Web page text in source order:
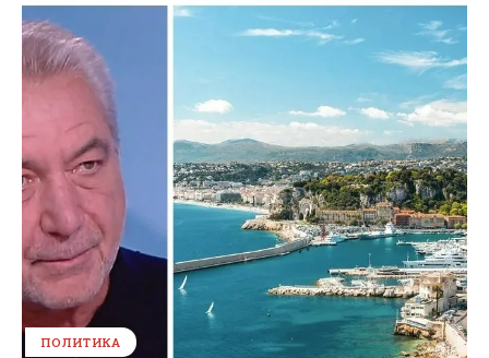
ПОЛИТИКА